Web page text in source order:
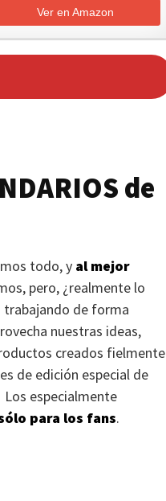
Ver en Amazon
de
todo, y al mejor
pero, ¿realmente lo
trabajando de forma
nuestras ideas,
creados fielmente
de edición especial de
Los especialmente
para los fans.